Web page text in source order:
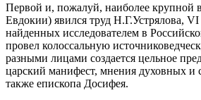
Первой и, пожалуй, наиболее крупной
Евдокии) явился труд Н.Г.Устрялова,
найденных исследователем в
провел колоссальную
разными лицами создается цельное
царский манифест, мнения духовных и
также епископа Досифея.